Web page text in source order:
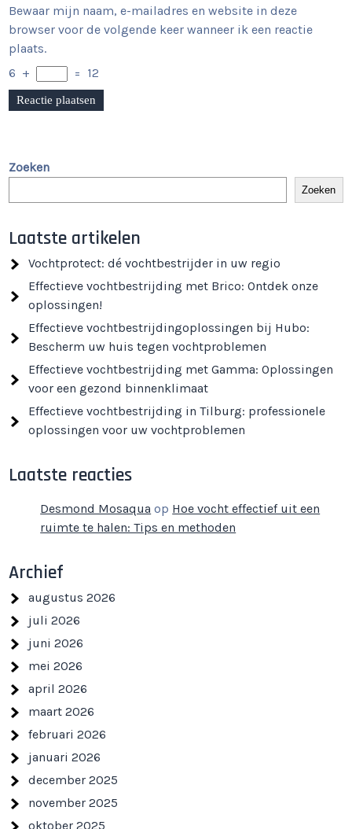
Bewaar mijn naam, e-mailadres en website in deze
browser voor de volgende keer wanneer ik een reactie
plaats.
6 + = 12
Zoeken
Zoeken
Laatste artikelen
Vochtprotect: dé vochtbestrijder in uw regio
Effectieve vochtbestrijding met Brico: Ontdek onze
oplossingen!
Effectieve vochtbestrijdingoplossingen bij Hubo:
Bescherm uw huis tegen vochtproblemen
Effectieve vochtbestrijding met Gamma: Oplossingen
voor een gezond binnenklimaat
Effectieve vochtbestrijding in Tilburg: professionele
oplossingen voor uw vochtproblemen
Laatste reacties
Desmond Mosaqua op Hoe vocht effectief uit een
ruimte te halen: Tips en methoden
Archief
augustus 2026
juli 2026
juni 2026
mei 2026
april 2026
maart 2026
februari 2026
januari 2026
december 2025
november 2025
oktober 2025